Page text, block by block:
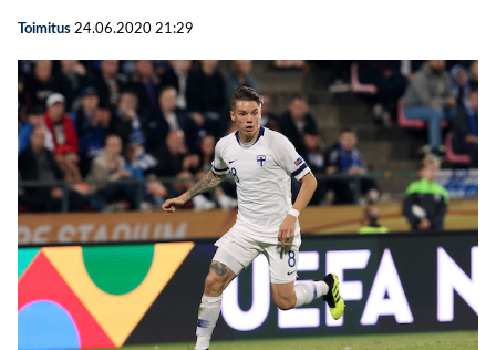
Toimitus 24.06.2020 21:29